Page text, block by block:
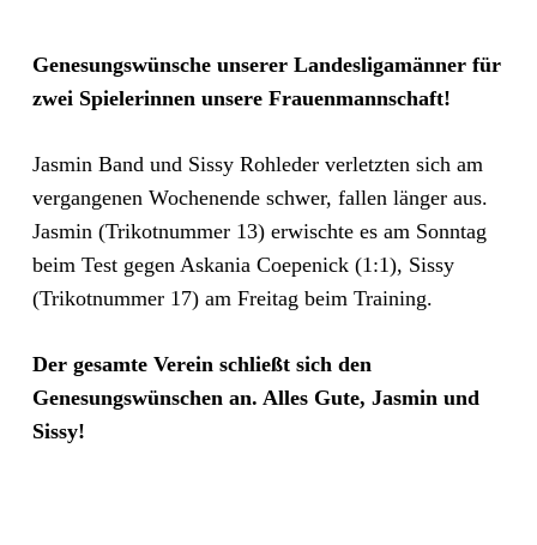
Genesungswünsche unserer Landesligamänner für
zwei Spielerinnen unsere Frauenmannschaft!
Jasmin Band und Sissy Rohleder verletzten sich am
vergangenen Wochenende schwer, fallen länger aus.
Jasmin (Trikotnummer 13) erwischte es am Sonntag
beim Test gegen Askania Coepenick (1:1), Sissy
(Trikotnummer 17) am Freitag beim Training.
Der gesamte Verein schließt sich den
Genesungswünschen an. Alles Gute, Jasmin und
Sissy!